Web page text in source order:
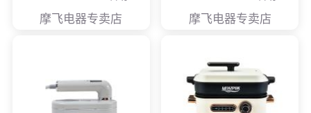
摩飞电器专卖店 摩飞电器专卖店